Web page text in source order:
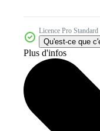
Licence Pro Standard
Qu'est-ce que
Plus d'infos